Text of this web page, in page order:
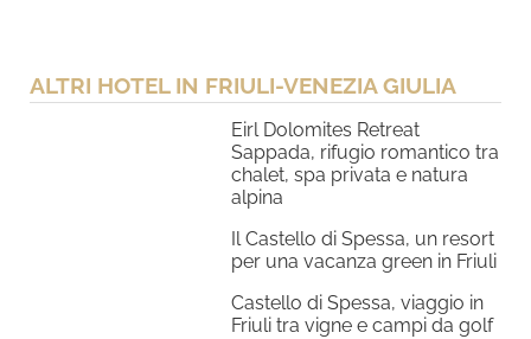
ALTRI HOTEL IN FRIULI-VENEZIA GIULIA
Eirl Dolomites Retreat
Sappada, rifugio romantico tra
chalet, spa privata e natura
alpina
Il Castello di Spessa, un resort
per una vacanza green in Friuli
Castello di Spessa, viaggio in
Friuli tra vigne e campi da golf